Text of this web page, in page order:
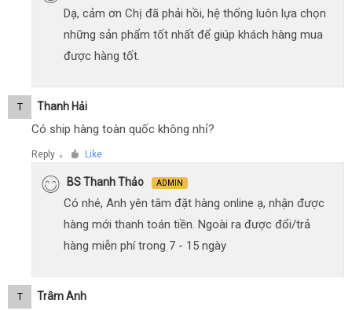
Dạ, cảm ơn Chị đã phải hồi, hệ thống luôn lựa chọn
những sản phẩm tốt nhất để giúp khách hàng mua
được hàng tốt.
T Thanh Hải
Có ship hàng toàn quốc không nhỉ?
Reply ● Like
BS Thanh Thảo ADMIN
Có nhé, Anh yên tâm đặt hàng online ạ, nhận được
hàng mới thanh toán tiền. Ngoài ra được đổi/trả
hàng miễn phí trong 7 - 15 ngày
T Trâm Anh